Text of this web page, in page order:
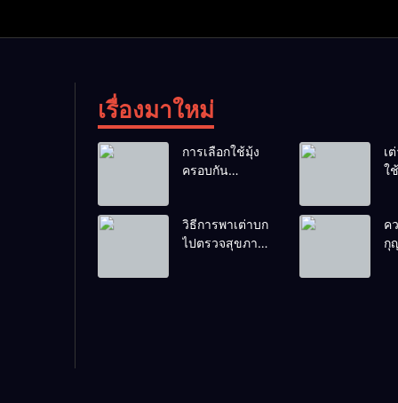
เรื่องมาใหม่
การเลือกใช้มุ้ง
ครอบกัน
เ
ใ
วิธีการพาเต่าบก
ไปตรวจสุขภาพ
ค
กุ